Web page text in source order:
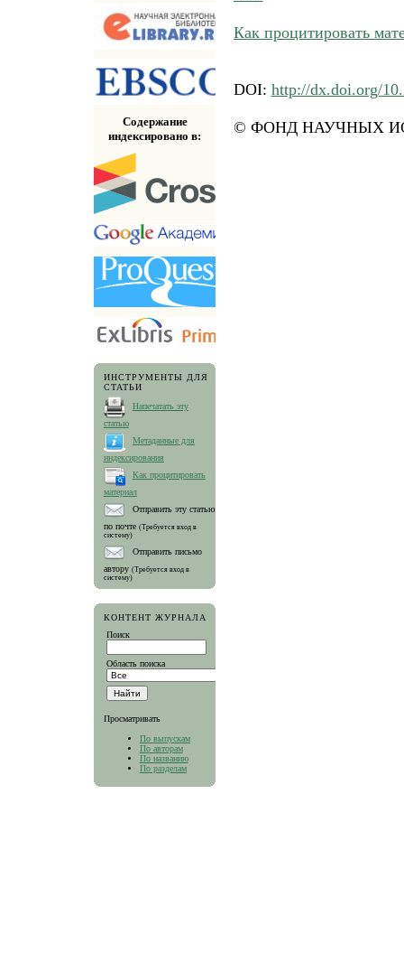
Содержание
индексировано в:
ИНСТРУМЕНТЫ ДЛЯ
СТАТЬИ
Напечатать эту
статью
Метаданные для
индексирования
Как процитировать
материал
Отправить эту статью
по почте (Требуется вход в
систему)
Отправить письмо
автору (Требуется вход в
систему)
КОНТЕНТ ЖУРНАЛА
Поиск
Область поиска
Просматривать
По выпускам
По авторам
По названию
По разделам
Как процитировать
DOI: http://dx.doi.org/
© ФОНД НАУЧНЫХ